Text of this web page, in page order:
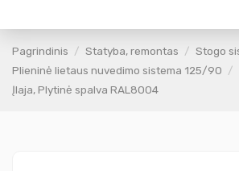
Pagrindinis Statyba, remontas
Stogo
Plieninė lietaus nuvedimo sistema 125/90
Įlaja, Plytinė spalva RAL8004